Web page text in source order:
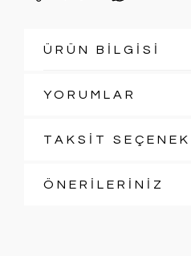
ÜRÜN BİLGİSİ
YORUMLAR
TAKSİT
ÖNERİLERİNİZ